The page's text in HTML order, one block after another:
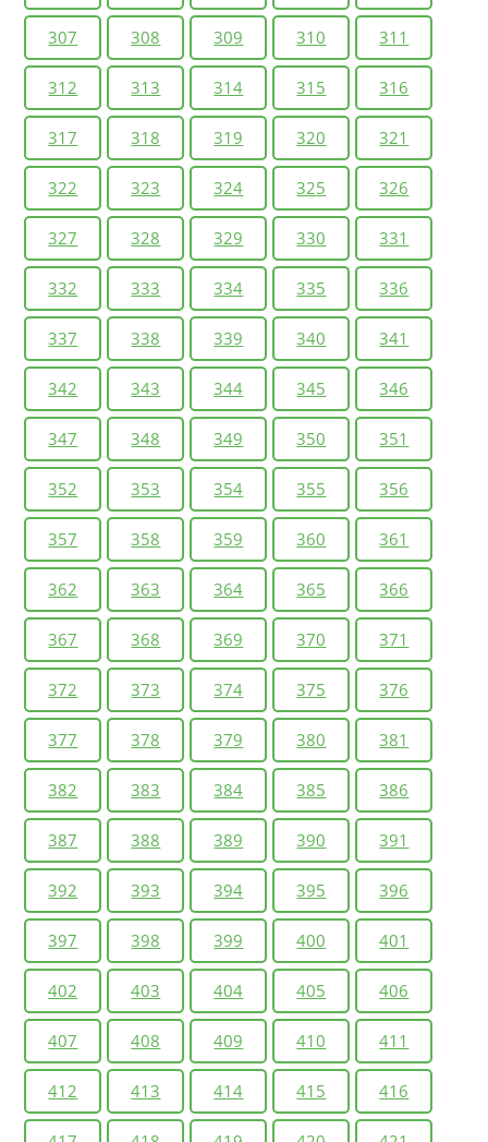
307 308 309 310 311
312 313 314 315 316
317 318 319 320 321
322 323 324 325 326
327 328 329 330 331
332 333 334 335 336
337 338 339 340 341
342 343 344 345 346
347 348 349 350 351
352 353 354 355 356
357 358 359 360 361
362 363 364 365 366
367 368 369 370 371
372 373 374 375 376
377 378 379 380 381
382 383 384 385 386
387 388 389 390 391
392 393 394 395 396
397 398 399 400 401
402 403 404 405 406
407 408 409 410 411
412 413 414 415 416